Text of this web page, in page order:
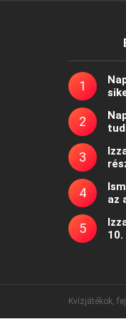
az
10.
Kvízjátékok,